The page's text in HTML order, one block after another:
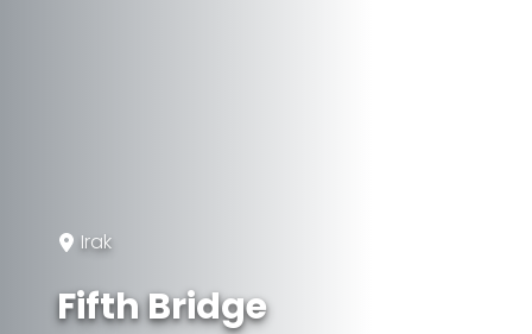
Irak
Fifth Bridge